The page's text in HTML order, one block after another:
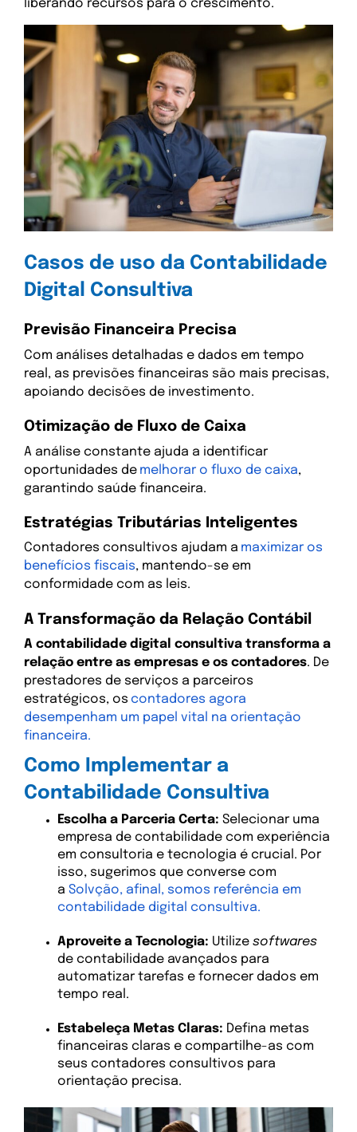
liberando recursos para o crescimento.
Casos de uso da Contabilidade
Digital Consultiva
Previsão Financeira Precisa
Com análises detalhadas e dados em tempo
real, as previsões financeiras são mais precisas,
apoiando decisões de investimento.
Otimização de Fluxo de Caixa
A análise constante ajuda a identificar
oportunidades de melhorar o fluxo de caixa,
garantindo saúde financeira.
Estratégias Tributárias Inteligentes
Contadores consultivos ajudam a maximizar os
benefícios fiscais, mantendo-se em
conformidade com as leis.
A Transformação da Relação Contábil
A contabilidade digital consultiva transforma a
relação entre as empresas e os contadores. De
prestadores de serviços a parceiros
estratégicos, os contadores agora
desempenham um papel vital na orientação
financeira.
Como Implementar a
Contabilidade Consultiva
Escolha a Parceria Certa: Selecionar uma
empresa de contabilidade com experiência
em consultoria e tecnologia é crucial. Por
isso, sugerimos que converse com
a Solvção, afinal, somos referência em
contabilidade digital consultiva.
Aproveite a Tecnologia: Utilize softwares
de contabilidade avançados para
automatizar tarefas e fornecer dados em
tempo real.
Estabeleça Metas Claras: Defina metas
financeiras claras e compartilhe-as com
seus contadores consultivos para
orientação precisa.